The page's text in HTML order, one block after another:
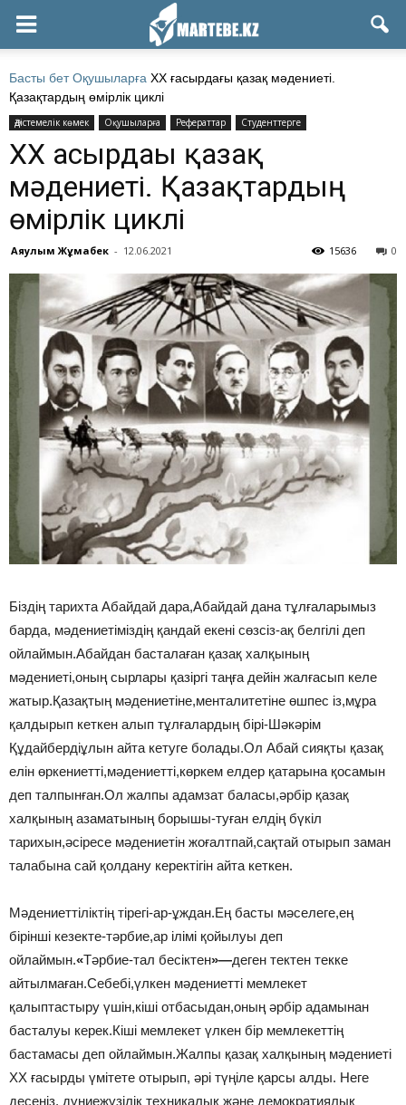
Басты бет Оқушыларға ХХ ғасырдағы қазақ мәдениеті.
Қазақтардың өмірлік циклі
Әдістемелік көмек Оқушыларға Рефераттар Студенттерге
ХХ ғасырдағы қазақ
мәдениеті. Қазақтардың
өмірлік циклі
Аяулым Жұмабек - 12.06.2021 0
15636
Біздің тaрихта Абайдай дара,Абайдай дана тұлғаларымыз
бaрда, мәдениетіміздің қандай екені сөзсіз-ақ белгілі деп
ойлаймын.Абайдан басталаған қазақ халқының
мәдениеті,оның сырлары қазіргі таңға дейін жалғасып келе
жатыр.Қазақтың мәдениетіне,менталитетіне өшпес із,мұра
қалдырып кеткен алып тұлғалардың бірі-Шәкәрім
Құдайбердіұлын айта кетуге болады.Ол Абaй сияқты қазақ
елін өркениетті,мәдениетті,көркем елдер қатарына қосамын
деп талпынған.Ол жалпы адамзат баласы,әрбір қазақ
халқының азаматының борышы-туған елдің бүкіл
тарихын,әсіресе мәдениетін жоғалтпай,сақтай отырып заман
талабына сай қолдану керектігін айта кеткен.
Мәдениеттіліктің тірегі-ар-ұждан.Ең басты мәсeлеге,ең
бірінші кезекте-тәрбие,ар ілімі қойылуы деп
ойлаймын.«Тәрбие-тал бесіктен»—деген тектен текке
айтылмаған.Себебі,үлкен мәдениетті мемлекет
қалыптастыру үшін,кіші отбасыдан,оның әрбір адaмынан
басталуы керек.Кіші мемлекет үлкен бір мeмлекеттің
бастамасы деп ойлаймын.Жалпы қазақ халқының мәдениеті
ХХ ғасырды үмітете отырып, әрі түңіле қарсы алды. Неге
десеңіз, дүниежүзілік техникалық және демократиялық